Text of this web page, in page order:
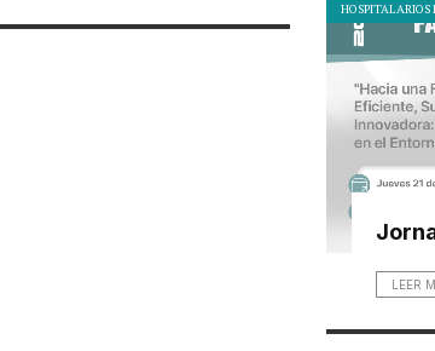
HOSPITALARIOS
LEER